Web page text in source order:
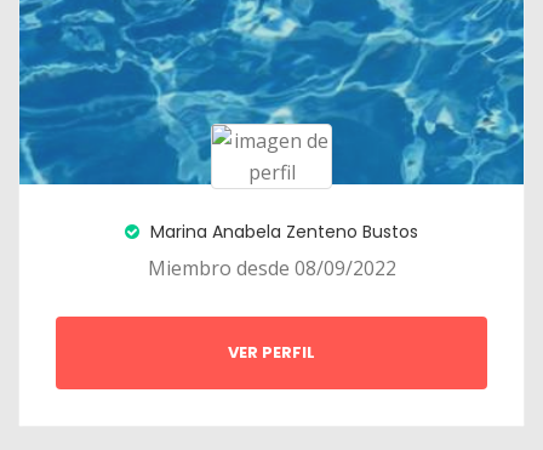
Marina Anabela Zenteno Bustos
Miembro desde 08/09/2022
VER PERFIL